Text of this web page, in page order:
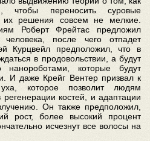
чтобы переносить суровые
их решения совсем не мелкие.
Роберт Фрейтас предложил
после чего отпадет
Курцвейл предположил, что в
в продовольствии, а будут
нанороботами, которые будут
И даже Крейг Вентер призвал к
уха, которое позволит людям
регенерации костей, и адаптации
Он также предположил,
рост, более высокий процент
исчезнут все волосы на